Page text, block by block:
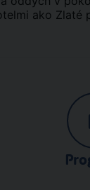
ako Zlaté